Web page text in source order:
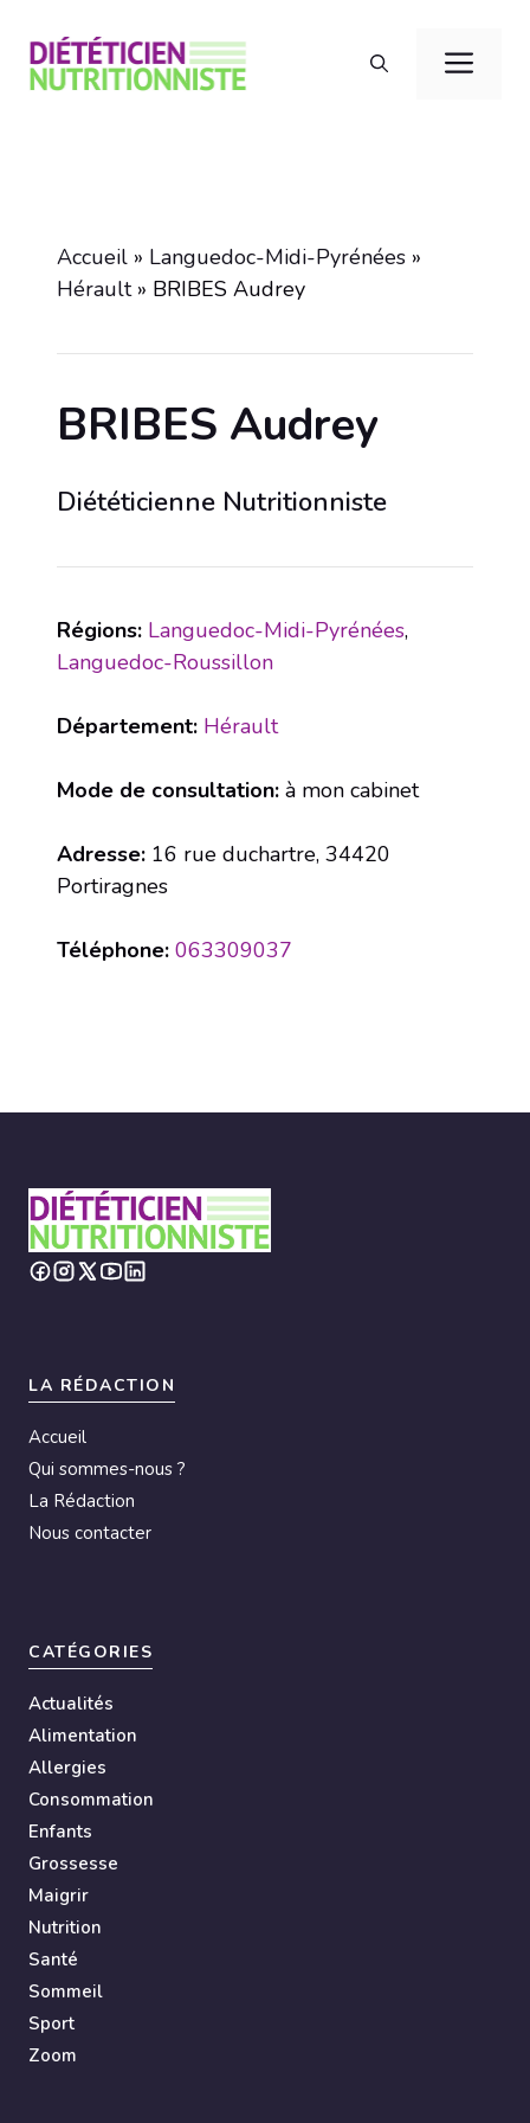
contenu
Accueil » Languedoc-Midi-Pyrénées »
Hérault» BRIBES Audrey
BRIBES Audrey
Diététicienne Nutritionniste
Régions: Languedoc-Midi-Pyrénées,
Languedoc-Roussillon
Département: Hérault
Mode de consultation: à mon cabinet
Adresse: 16 rue duchartre, 34420
Portiragnes
Téléphone: 063309037
LA RÉDACTION
Accueil
Qui sommes-nous ?
La Rédaction
Nous contacter
CATÉGORIES
Actualités
Alimentation
Allergies
Consommation
Enfants
Grossesse
Maigrir
Nutrition
Santé
Sommeil
Sport
Zoom